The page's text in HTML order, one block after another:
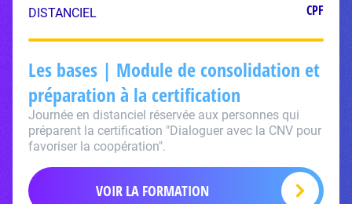
DISTANCIEL CPF
Les bases | Module de consolidation et
préparation à la certification
Journée en distanciel réservée aux personnes qui
préparent la certification "Dialoguer avec la CNV pour
favoriser la coopération".
VOIR LA FORMATION